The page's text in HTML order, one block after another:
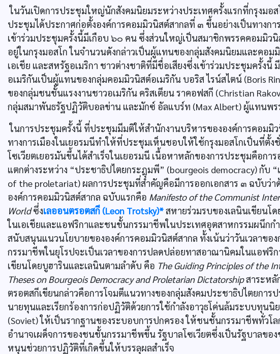
ในวันเปิดการประชุมใหญ่นักสังคมนิยมระหว่างประเทศครั้งแรกที่กรุงมอ
ประชุมได้ประกาศก่อตั้งองค์การคอมมิวนิสต์สากลที่ ๓ ขึ้นอย่างเป็นทาง
เข้าร่วมประชุมครั้งนี้มีเกือบ ๖๐ คน ซึ่งส่วนใหญ่เป็นสมาชิกพรรคคอมมิว
อยู่ในกรุงมอสโก ในจำนวนดังกล่าวเป็นผู้แทนของกลุ่มสังคมนิยมและคอ
เอเชีย และสหรัฐอเมริกา ชาวต่างชาติที่มีชื่อเสียงซึ่งเข้าร่วมประชุมครั้ง
อเมริกันเป็นผู้แทนของกลุ่มคอมมิวนิสต์อเมริกัน บอริส ไรน์สไตน์ (Boris
ของกลุ่มชนชั้นแรงงานชาวอเมริกัน คริสเตียน ราคอฟสกี (Christian
กลุ่มสมาพันธรัฐปฏิวัติบอลข่าน และมักซ์ อัลแบร์ท (Max Albert) ผู้แทนพ
ในการประชุมครั้งนี้ ที่ประชุมมีมติให้สำนักงานบริหารขององค์การคอมมิ
ทางการเมืองในเยอรมนีทำให้ที่ประชุมเห็นชอบให้ใช้กรุงมอสโกเป็นที่ตั้ง
โซเวียตเยอรมันขึ้นได้สำเร็จในเยอรมนี เนื้อหาหลักของการประชุมคือกา
แตกต่างระหว่าง “ประชาธิปไตยกระฎุมพี” (bourgeois democracy) กับ
of the proletariat) ผลการประชุมที่สำคัญคือมีการออกเอกสาร ๓ ฉบับว่
องค์การคอมมิวนิสต์สากล ฉบับแรกคือ Manifesto of the Communist
Worldซึ่งเลออนตรอตสกี (Leon Trotsky)*สหายร่วมรบของเลนินเขียนโ
ในเอเชียและแอฟริกาและชนชั้นกรรมาชีพในประเทศอุตสาหกรรมผนึก
สนับสนุนแนวนโยบายขององค์การคอมมิวนิสต์สากล ทั้งเน้นว่าวันเวลาขอ
กรรมาชีพในยุโรปจะเป็นเวลาของการปลดปล่อยทาสอาณานิคมในแอฟริ
เขียนโดยบูฮารินและเลนินตามลำดับ คือ The Guiding Principles of the
Theses on Bourgeois Democracy and Proletarian Dictatorshipสาระหลั
ตรอตสกีเขียนกล่าวคือการโจมตีแนวทางของกลุ่มสังคมประชาธิปไตยกา
นายทุนและเรียกร้องการก่อปฏิวัติด้วยการใช้กำลังอาวุธโค่นล้มระบบทุนนิ
(Soviet) ให้เป็นรากฐานของระบอบการปกครอง ให้ชนชั้นกรรมาชีพทั่วโ
อำนาจเผด็จการของชนชั้นกรรมาชีพขึ้น รัฐบาลโซเวียตซึ่งเป็นรัฐบาลข
หนุนช่วยการปฏิวัติที่เกิดขึ้นให้บรรลุผลสำเร็จ